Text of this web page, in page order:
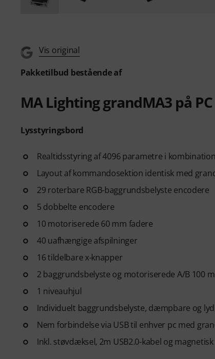
Vis original
Pakketilbud bestående af
MA Lighting grandMA3 på
Lysstyringsbord
Realtidsstyring af 4096 parametre i
Layout af kommandosektion identisk med
29 roterbare RGB-baggrundsbelyste encodere
5 dobbelte encodere
10 motoriserede 60 mm fadere
40 uafhængige afspilninger
16 tildelbare x-knapper
2 baggrundsbelyste og motoriserede A/B 100
1 niveauhjul
Individuelt baggrundsbelyste, dæmpbare og
Nem forbindelse via USB til enhver pc med
Inkl. støvdæksel, 2m USB2.0-kabel og